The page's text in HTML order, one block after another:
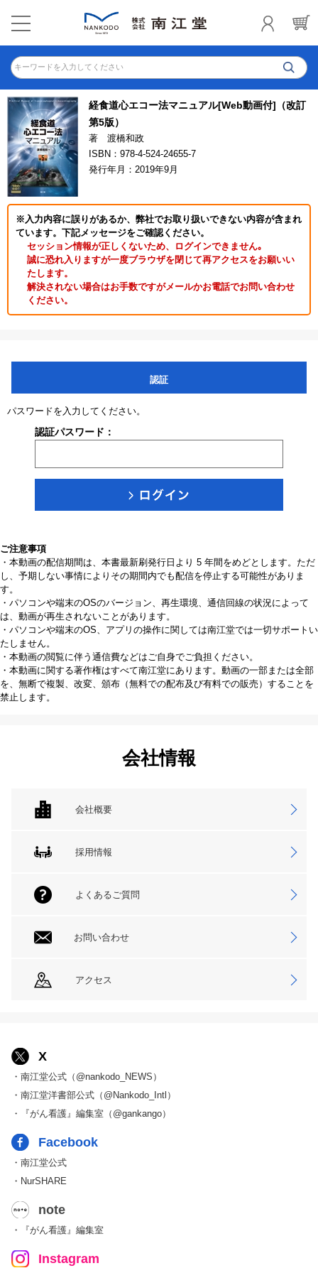
キーワードを入力してください
経食道心エコー法マニュアル[Web動画付]（改訂
第5版）
著 渡橋和政
ISBN：978-4-524-24655-7
発行年月：2019年9月
※入力内容に誤りがあるか、弊社でお取り扱いできない内容が含まれ
ています。下記メッセージをご確認ください。
セッション情報が正しくないため、ログインできません｡
誠に恐れ入りますが一度ブラウザを閉じて再アクセスをお願いい
たします。
解決されない場合はお手数ですがメールかお電話でお問い合わせ
ください。
認証
パスワードを入力してください。
認証パスワード：
ご注意事項
・本動画の配信期間は、本書最新刷発行日より 5 年間をめどとします。ただ
し、予期しない事情によりその期間内でも配信を停止する可能性がありま
す。
・パソコンや端末のOSのバージョン、再生環境、通信回線の状況によって
は、動画が再生されないことがあります。
・パソコンや端末のOS、アプリの操作に関しては南江堂では一切サポートい
たしません。
・本動画の閲覧に伴う通信費などはご自身でご負担ください。
・本動画に関する著作権はすべて南江堂にあります。動画の一部または全部
を、無断で複製、改変、頒布（無料での配布及び有料での販売）することを
禁止します。
会社情報
会社概要
採用情報
よくあるご質問
お問い合わせ
アクセス
X
・南江堂公式（@nankodo_NEWS）
・南江堂洋書部公式（@Nankodo_Intl）
・『がん看護』編集室（@gankango）
Facebook
・南江堂公式
・NurSHARE
note
・『がん看護』編集室
Instagram